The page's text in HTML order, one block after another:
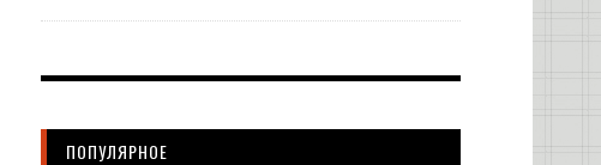
ПОПУЛЯРНОЕ